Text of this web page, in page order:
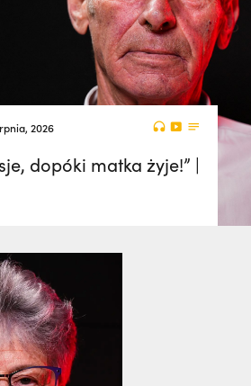
2026
dopóki matka żyje!” |